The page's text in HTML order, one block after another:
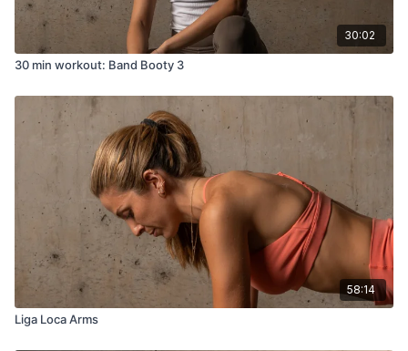
30:02
30 min workout: Band Booty 3
58:14
Liga Loca Arms